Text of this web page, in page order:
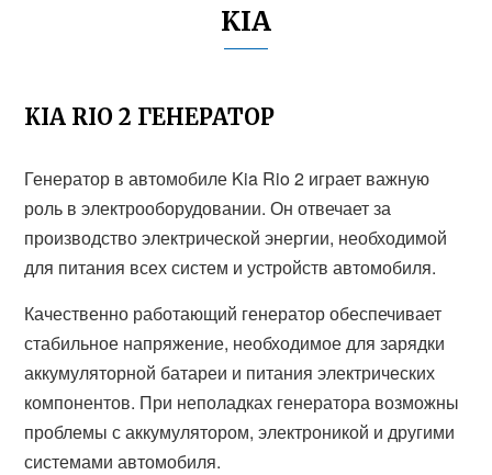
KIA
KIA RIO 2 ГЕНЕРАТОР
Генератор в автомобиле Kia Rio 2 играет важную
роль в электрооборудовании. Он отвечает за
производство электрической энергии, необходимой
для питания всех систем и устройств автомобиля.
Качественно работающий генератор обеспечивает
стабильное напряжение, необходимое для зарядки
аккумуляторной батареи и питания электрических
компонентов. При неполадках генератора возможны
проблемы с аккумулятором, электроникой и другими
системами автомобиля.